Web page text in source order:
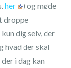
her
) og møde
droppe
dig selv, der
hvad der skal
i dag kan